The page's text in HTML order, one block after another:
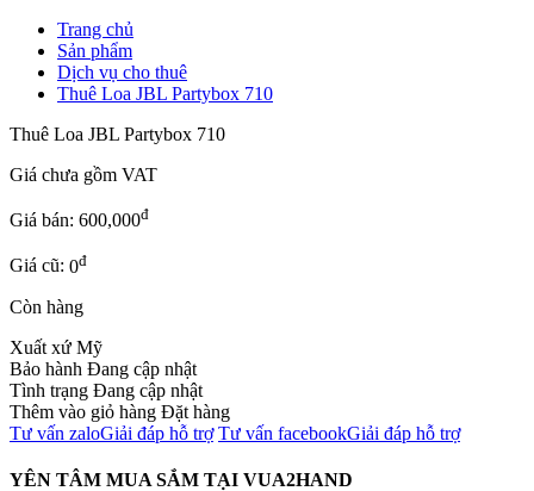
Trang chủ
Sản phẩm
Dịch vụ cho thuê
Thuê Loa JBL Partybox 710
Thuê Loa JBL Partybox 710
Giá chưa gồm VAT
Giá bán: 600,000đ
Giá cũ: 0đ
Còn hàng
Xuất xứ Mỹ
Bảo hành Đang cập nhật
Tình trạng Đang cập nhật
Thêm vào giỏ hàng Đặt hàng
Tư vấn zaloGiải đáp hỗ trợ Tư vấn facebookGiải đáp hỗ trợ
YÊN TÂM MUA SẮM TẠI VUA2HAND